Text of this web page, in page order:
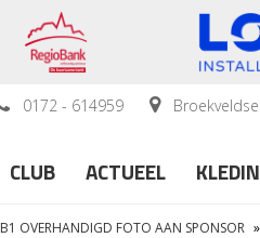
0172 - 614959
CLUB ACTUEEL
B1 OVERHANDIGD FOTO AAN SPONSOR »